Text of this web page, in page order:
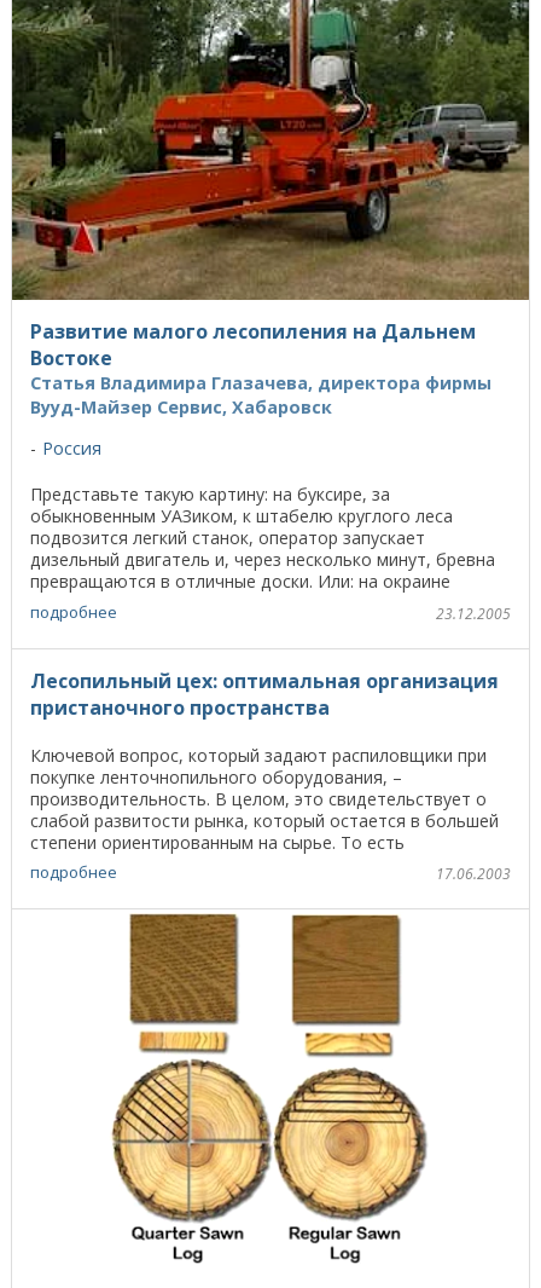
Развитие малого лесопиления на Дальнем
Востоке
Статья Владимира Глазачева, директора фирмы
Вууд-Майзер Сервис, Хабаровск
Россия
Представьте такую картину: на буксире, за
обыкновенным УАЗиком, к штабелю круглого леса
подвозится легкий станок, оператор запускает
дизельный двигатель и, через несколько минут, бревна
превращаются в отличные доски. Или: на окраине
лесного поселка ...
подробнее 23.12.2005
Лесопильный цех: оптимальная организация
пристаночного пространства
Ключевой вопрос, который задают распиловщики при
покупке ленточнопильного оборудования, –
производительность. В целом, это свидетельствует о
слабой развитости рынка, который остается в большей
степени ориентированным на сырье. То есть
переработчики ...
подробнее 17.06.2003